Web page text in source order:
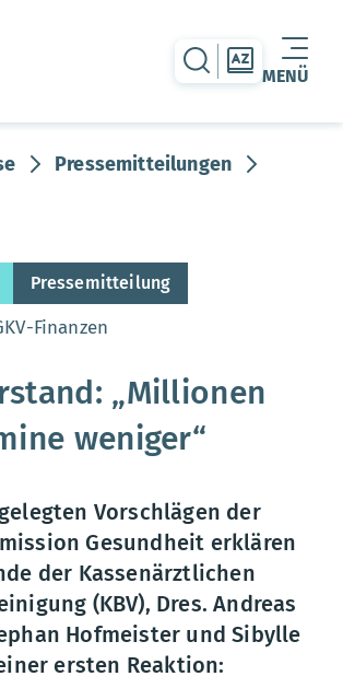
MENÜ
Warenkorb leer
zur Suche-Seite
zur
Pressemitteilungen
Pressemitteilung
Finanzen
„Millionen
weniger“
Vorschlägen der
Gesundheit erklären
der Kassenärztlichen
(KBV), Dres. Andreas
Hofmeister und Sibylle
ersten Reaktion: